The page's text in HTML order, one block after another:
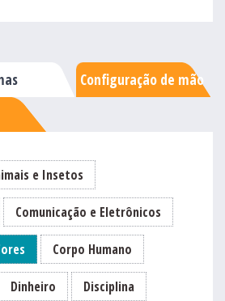
Configuração de mão
e Insetos
Comunicação e Eletrônicos
Corpo Humano
Dinheiro Disciplina